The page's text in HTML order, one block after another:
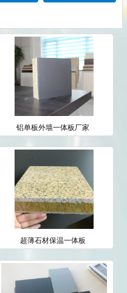
铝单板外墙一体板厂家
超薄石材保温一体板